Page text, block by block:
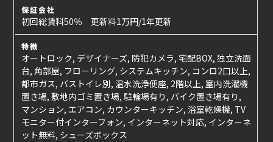
保証会社
初回総賃料50％ 更新料1万円/1年更新
特徴
オートロック, デザイナーズ, 防犯カメラ, 宅配BOX, 独立洗面
台, 角部屋, フローリング, システムキッチン, コンロ2口以上,
都市ガス, バストイレ別, 温水洗浄便座, 2階以上, 室内洗濯機
置き場, 敷地内ゴミ置き場, 駐輪場有り, バイク置き場有り,
マンション, エアコン, カウンターキッチン, 浴室乾燥機, TV
モニター付インターフォン, インターネット対応, インターネ
ット無料, シューズボックス